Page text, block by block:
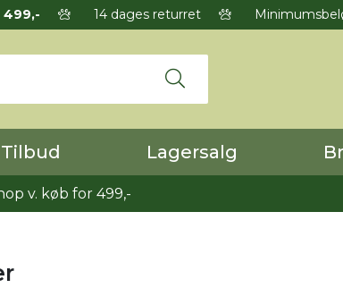
499,- 14 dages returret
Tilbud Lagersalg
v. køb for 499,-